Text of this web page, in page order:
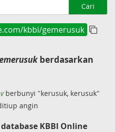
Cari
kbbi/gemerusuk
berdasarkan
vberbunyi "kerusuk, kerusuk"
angin
KBBI Online